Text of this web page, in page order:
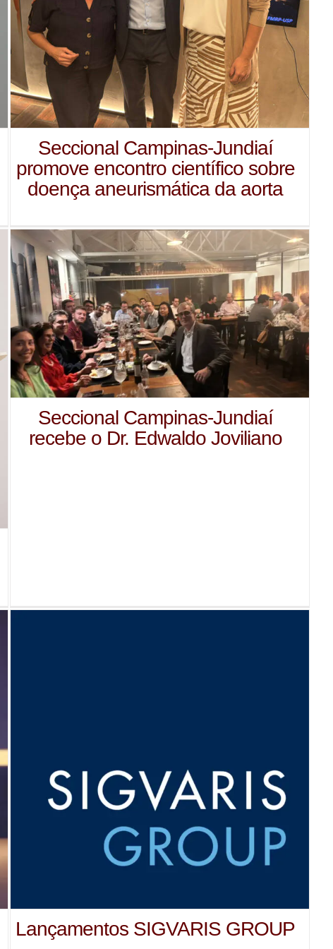
Seccional Campinas-Jundiaí
promove encontro científico sobre
doença aneurismática da aorta
Seccional Campinas-Jundiaí
recebe o Dr. Edwaldo Joviliano
Lançamentos SIGVARIS GROUP